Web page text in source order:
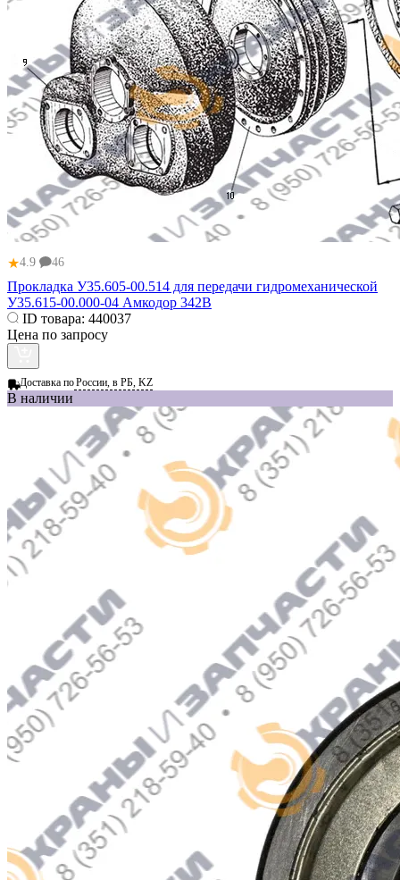
★4.9 46
Прокладка У35.605-00.514 для передачи гидромеханической
У35.615-00.000-04 Амкодор 342В
ID товара: 440037
Цена по запросу
Доставка поРоссии, в РБ, KZ
В наличии